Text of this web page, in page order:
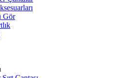
Gör